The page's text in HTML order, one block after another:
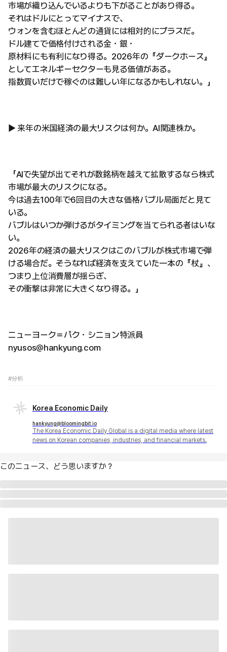
市場が織り込んでいるよりも下がることがあり得る。
それはドルにとってマイナスで、
ウォンを含むほとんどの通貨には相対的にプラスだ。
ドル建てで価格付けされる金・銀・
原材料にも有利になり得る。2026年の『ダークホース』
としてエネルギーセクターも見る価値がある。
指数買いだけで稼ぐのは難しい年になるかもしれない。」
▶ 来年の米国経済の最大リスクは何か。AI関連株か。
「AIで失望が出てそれが数銘柄を越えて拡散するなら株式
市場が最大のリスクになる。
今は過去100年で6回目の大きな価格バブル局面だと見て
いる。
バブルはいつか弾けるがタイミングを当てられる者はいな
い。
2026年の経済の最大リスクはこのバブルが株式市場で弾
ける場合だ。そうなれば経済を支えていた一本の『杖』、
つまり上位消費層が揺らぎ、
その衝撃は非常に大きくなり得る。」
ニューヨーク＝パク・シニョン特派員
nyusos@hankyung.com
#分析
Korea Economic Daily
hankyung@bloomingbit.io
The Korea Economic Daily Global is a digital media where latest
news on Korean companies, industries, and financial markets.
このニュース、どう思いますか？